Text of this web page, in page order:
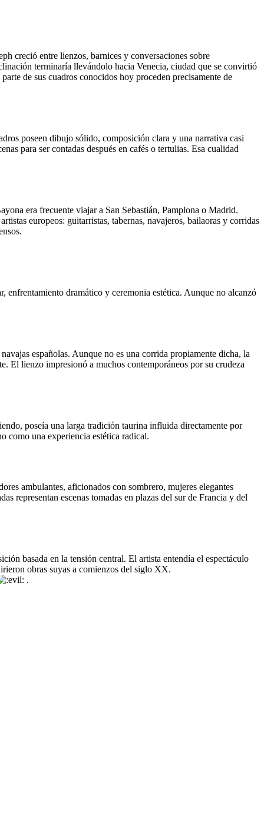
creció entre lienzos, barnices y conversaciones sobre
terminaría llevándolo hacia Venecia, ciudad que se convirtió
de sus cuadros conocidos hoy proceden precisamente de
poseen dibujo sólido, composición clara y una narrativa casi
para ser contadas después en cafés o tertulias. Esa cualidad
era frecuente viajar a San Sebastián, Pamplona o Madrid.
europeos: guitarristas, tabernas, navajeros, bailaoras y corridas
dramático y ceremonia estética. Aunque no alcanzó
españolas. Aunque no es una corrida propiamente dicha, la
El lienzo impresionó a muchos contemporáneos por su crudeza
poseía una larga tradición taurina influida directamente por
como una experiencia estética radical.
ambulantes, aficionados con sombrero, mujeres elegantes
representan escenas tomadas en plazas del sur de Francia y del
basada en la tensión central. El artista entendía el espectáculo
obras suyas a comienzos del siglo XX.
.